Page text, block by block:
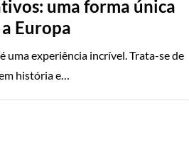
uma forma única
Europa
uma experiência incrível. Trata-se de
história e…